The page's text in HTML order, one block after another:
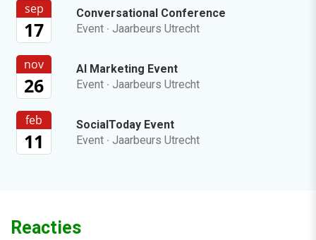
sep
17
Conversational Conference
Event · Jaarbeurs Utrecht
nov
26
AI Marketing Event
Event · Jaarbeurs Utrecht
feb
11
SocialToday Event
Event · Jaarbeurs Utrecht
Reacties